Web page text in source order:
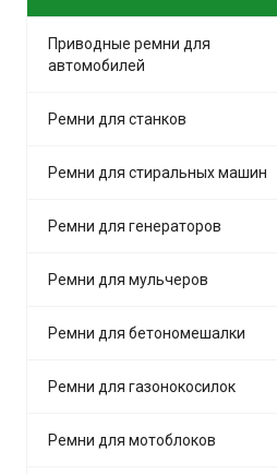
Приводные ремни для
автомобилей
Ремни для станков
Ремни для стиральных машин
Ремни для генераторов
Ремни для мульчеров
Ремни для бетономешалки
Ремни для газонокосилок
Ремни для мотоблоков